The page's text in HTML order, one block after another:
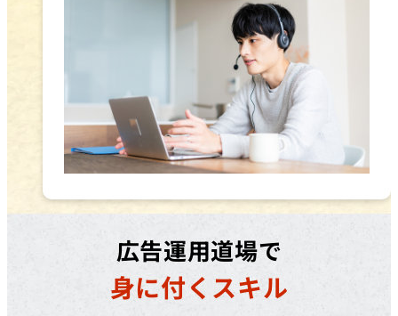
広告運用道場で
身に付くスキル